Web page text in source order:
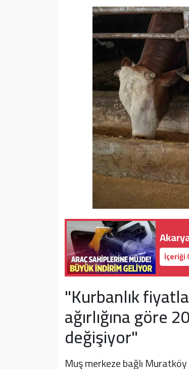
İçeriği
"Kurbanlık
ağırlığına göre
değişiyor"
Muş merkeze bağlı